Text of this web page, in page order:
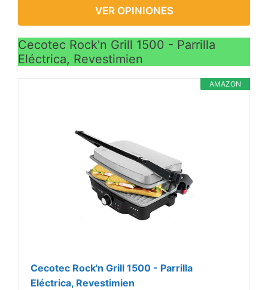
VER OPINIONES
Cecotec Rock'n Grill 1500 - Parrilla
Eléctrica, Revestimien
AMAZON
Cecotec Rock'n Grill 1500 - Parrilla
Eléctrica, Revestimien